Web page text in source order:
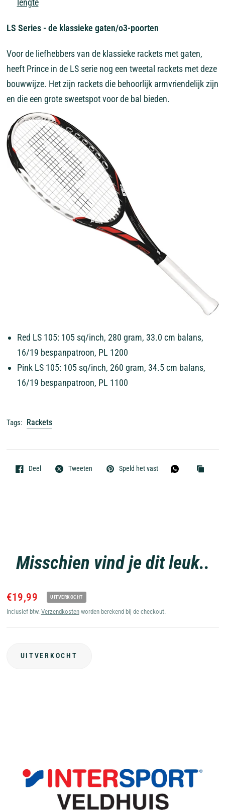
lengte
LS Series - de klassieke gaten/o3-poorten
Voor de liefhebbers van de klassieke rackets met gaten,
heeft Prince in de LS serie nog een tweetal rackets met deze
bouwwijze. Het zijn rackets die behoorlijk armvriendelijk zijn
en die een grote sweetspot voor de bal bieden.
Red LS 105: 105 sq/inch, 280 gram, 33.0 cm balans,
16/19 bespanpatroon, PL 1200
Pink LS 105: 105 sq/inch, 260 gram, 34.5 cm balans,
16/19 bespanpatroon, PL 1100
Tags: Rackets
Deel Tweeten Speld het vast
Misschien vind je dit leuk..
€19,99 UITVERKOCHT
Inclusief btw. Verzendkostenworden berekend bij de checkout.
UITVERKOCHT